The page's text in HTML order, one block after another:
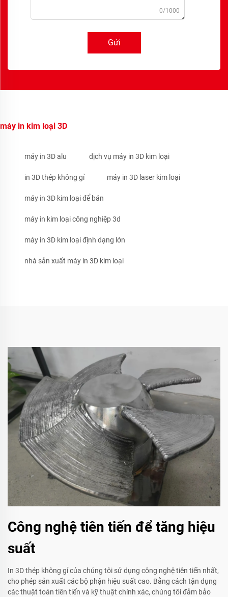
0/1000
Gửi
máy in kim loại 3D
máy in 3D alu dịch vụ máy in 3D kim loại
in 3D thép không gỉ máy in 3D laser kim loại
máy in 3D kim loại để bán
máy in kim loại công nghiệp 3d
máy in 3D kim loại định dạng lớn
nhà sản xuất máy in 3D kim loại
Công nghệ tiên tiến để tăng hiệu
suất
In 3D thép không gỉ của chúng tôi sử dụng công nghệ tiên tiến nhất,
cho phép sản xuất các bộ phận hiệu suất cao. Bằng cách tận dụng
các thuật toán tiên tiến và kỹ thuật chính xác, chúng tôi đảm bảo